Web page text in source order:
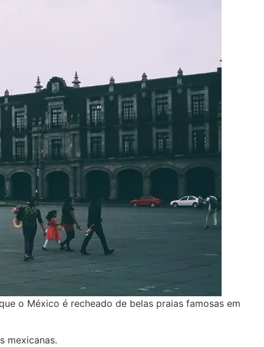
o México é recheado de belas praias famosas em
mexicanas.